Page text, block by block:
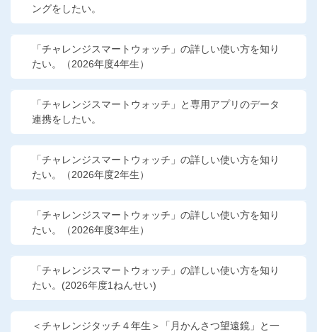
ングをしたい。
「チャレンジスマートウォッチ」の詳しい使い方を知り
たい。（2026年度4年生）
「チャレンジスマートウォッチ」と専用アプリのデータ
連携をしたい。
「チャレンジスマートウォッチ」の詳しい使い方を知り
たい。（2026年度2年生）
「チャレンジスマートウォッチ」の詳しい使い方を知り
たい。（2026年度3年生）
「チャレンジスマートウォッチ」の詳しい使い方を知り
たい。(2026年度1ねんせい)
＜チャレンジタッチ４年生＞「月かんさつ望遠鏡」と一